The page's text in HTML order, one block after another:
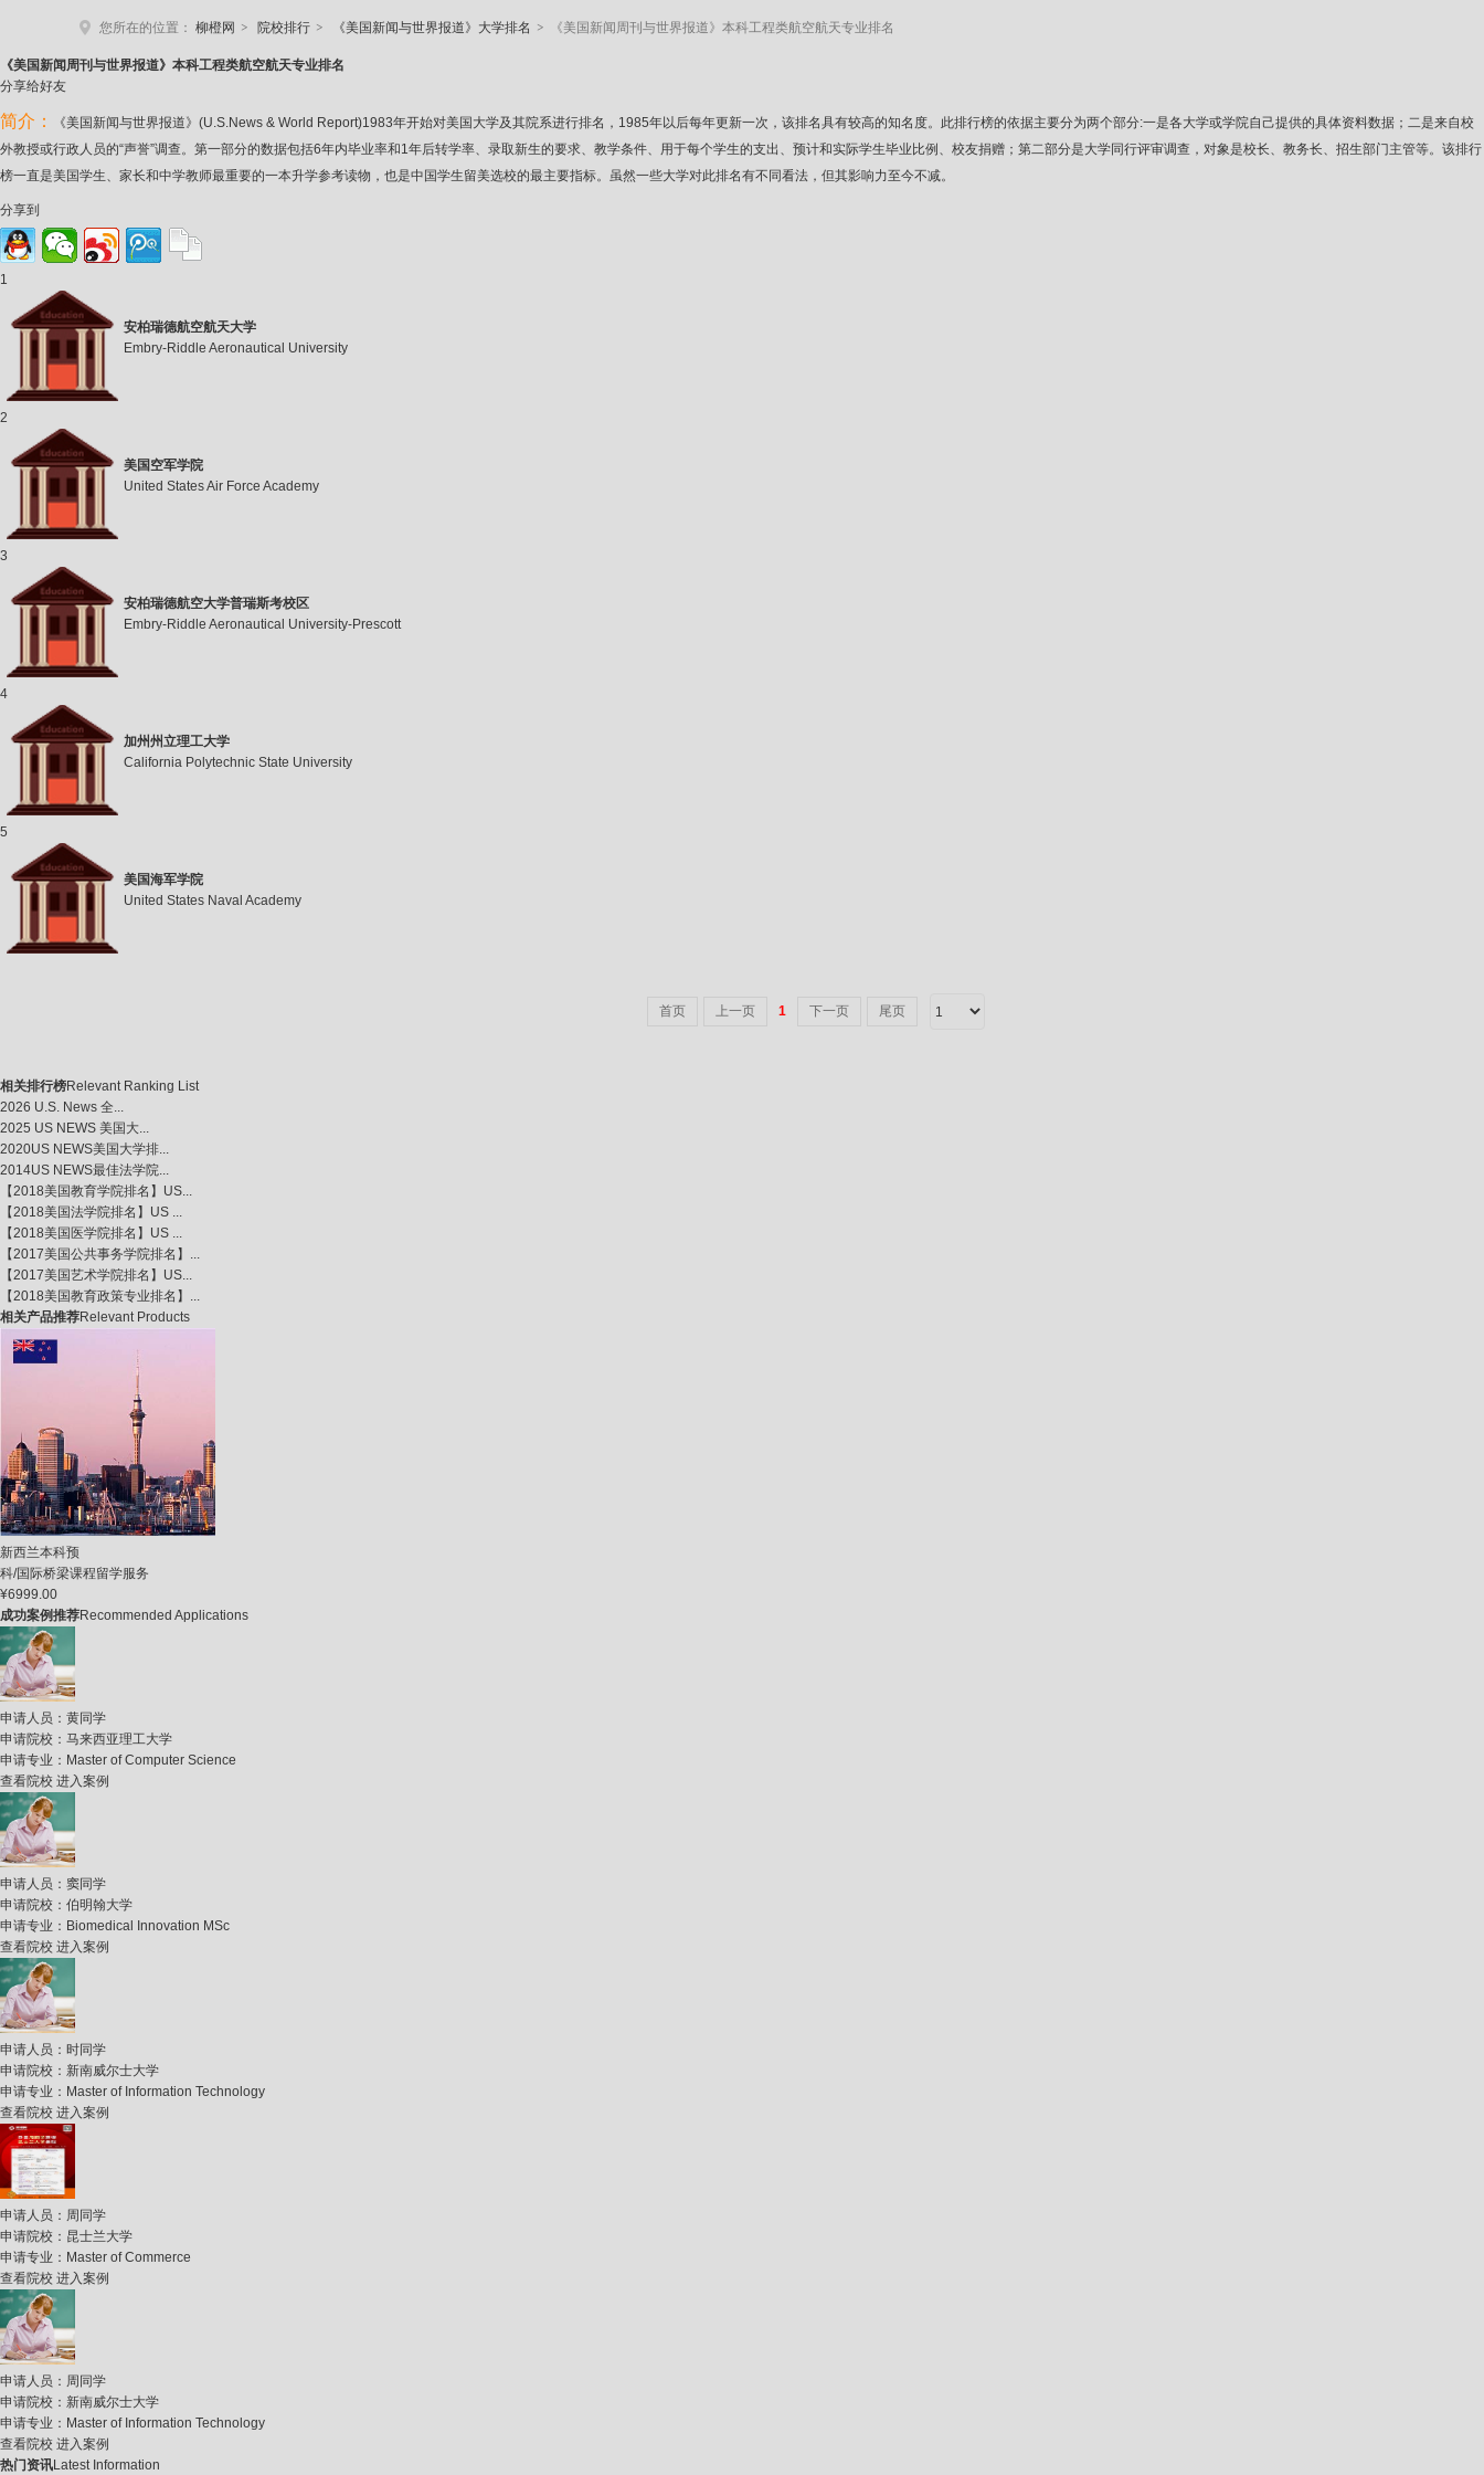
您所在的位置： 柳橙网 > 院校排行 > 《美国新闻与世界报道》大学排名 > 《美国新闻周刊与世界报道》本科工程类航空航天专业排名
《美国新闻周刊与世界报道》本科工程类航空航天专业排名
分享给好友
简介：
《美国新闻与世界报道》(U.S.News & World Report)1983年开始对美国大学及其院系进行排名，1985年以后每年更新一次，该排名具有较高的知名度。此排行榜的依据主要分为两个部分:一是各大学或学院自己提供的具体资料数据；二是来自校
外教授或行政人员的“声誉”调查。第一部分的数据包括6年内毕业率和1年后转学率、录取新生的要求、教学条件、用于每个学生的支出、预计和实际学生毕业比例、校友捐赠；第二部分是大学同行评审调查，对象是校长、教务长、招生部门主管等。该排行
榜一直是美国学生、家长和中学教师最重要的一本升学参考读物，也是中国学生留美选校的最主要指标。虽然一些大学对此排名有不同看法，但其影响力至今不减。
分享到
1
安柏瑞德航空航天大学
Embry-Riddle Aeronautical University
2
美国空军学院
United States Air Force Academy
3
安柏瑞德航空大学普瑞斯考校区
Embry-Riddle Aeronautical University-Prescott
4
加州州立理工大学
California Polytechnic State University
5
美国海军学院
United States Naval Academy
首页 上一页 1 下一页 尾页
相关排行榜Relevant Ranking List
2026 U.S. News 全...
2025 US NEWS 美国大...
2020US NEWS美国大学排...
2014US NEWS最佳法学院...
【2018美国教育学院排名】US...
【2018美国法学院排名】US ...
【2018美国医学院排名】US ...
【2017美国公共事务学院排名】...
【2017美国艺术学院排名】US...
【2018美国教育政策专业排名】...
相关产品推荐Relevant Products
新西兰本科预
科/国际桥梁课程留学服务
¥6999.00
成功案例推荐Recommended Applications
申请人员： 黄同学
申请院校： 马来西亚理工大学
申请专业： Master of Computer Science
查看院校 进入案例
申请人员： 窦同学
申请院校： 伯明翰大学
申请专业： Biomedical Innovation MSc
查看院校 进入案例
申请人员： 时同学
申请院校： 新南威尔士大学
申请专业： Master of Information Technology
查看院校 进入案例
申请人员： 周同学
申请院校： 昆士兰大学
申请专业： Master of Commerce
查看院校 进入案例
申请人员： 周同学
申请院校： 新南威尔士大学
申请专业： Master of Information Technology
查看院校 进入案例
热门资讯Latest Information